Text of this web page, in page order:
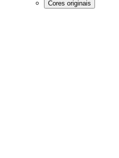
Cores originais